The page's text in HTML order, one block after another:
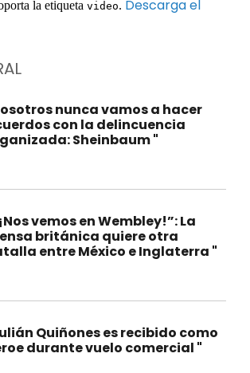
la etiqueta video. Descarga el
nunca vamos a hacer
con la delincuencia
Sheinbaum "
vemos en Wembley!”: La
británica quiere otra
entre México e Inglaterra "
Quiñones es recibido como
durante vuelo comercial "